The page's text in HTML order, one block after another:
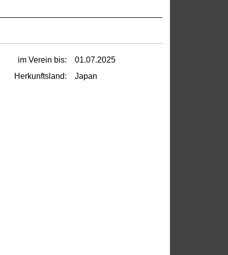
im Verein bis:
01.07.2025
Herkunftsland:
Japan